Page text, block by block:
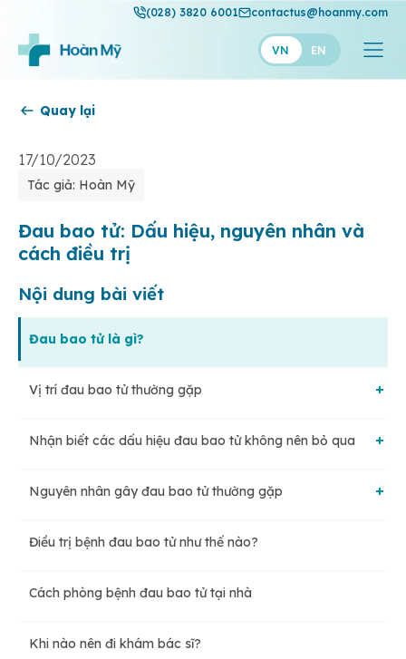
(028) 3820 6001 contactus@hoanmy.com
VN EN
Thuận Mỹ
Quay lại
17/10/2023
Tác giả: Hoàn Mỹ
Đau bao tử: Dấu hiệu, nguyên nhân và
cách điều trị
Nội dung bài viết
Đau bao tử là gì?
Vị trí đau bao tử thường gặp
Đau vùng thượng vị
Nhận biết các dấu hiệu đau bao tử không nên bỏ qua
Các triệu chứng đau bao tử nhẹ
Nguyên nhân gây đau bao tử thường gặp
Nhiễm vi khuẩn HP dạ dày
Điều trị bệnh đau bao tử như thế nào?
Cách phòng bệnh đau bao tử tại nhà
Khi nào nên đi khám bác sĩ?